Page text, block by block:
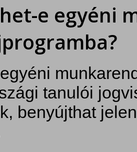
e egyéni
tanulói
benyújthat